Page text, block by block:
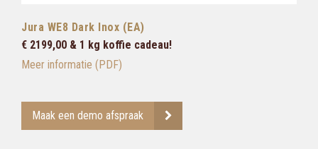
Jura WE8 Dark Inox (EA)
€ 2199,00 & 1 kg koffie cadeau!
Meer informatie (PDF)
Maak een demo afspraak